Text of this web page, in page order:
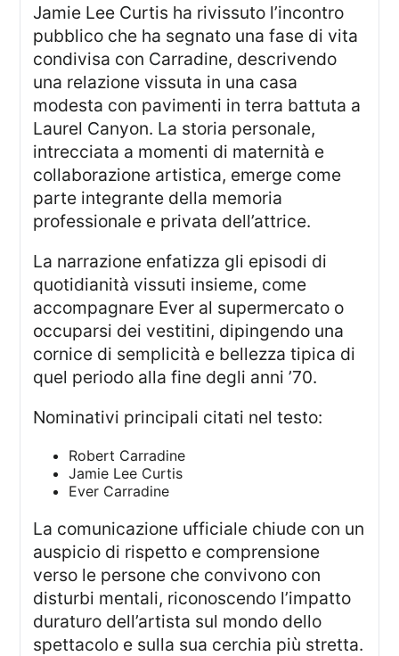
Jamie Lee Curtis ha rivissuto l’incontro
pubblico che ha segnato una fase di vita
condivisa con Carradine, descrivendo
una relazione vissuta in una casa
modesta con pavimenti in terra battuta a
Laurel Canyon. La storia personale,
intrecciata a momenti di maternità e
collaborazione artistica, emerge come
parte integrante della memoria
professionale e privata dell’attrice.
La narrazione enfatizza gli episodi di
quotidianità vissuti insieme, come
accompagnare Ever al supermercato o
occuparsi dei vestitini, dipingendo una
cornice di semplicità e bellezza tipica di
quel periodo alla fine degli anni ’70.
Nominativi principali citati nel testo:
Robert Carradine
Jamie Lee Curtis
Ever Carradine
La comunicazione ufficiale chiude con un
auspicio di rispetto e comprensione
verso le persone che convivono con
disturbi mentali, riconoscendo l’impatto
duraturo dell’artista sul mondo dello
spettacolo e sulla sua cerchia più stretta.